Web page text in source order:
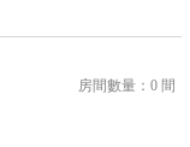
房間數量：0 間